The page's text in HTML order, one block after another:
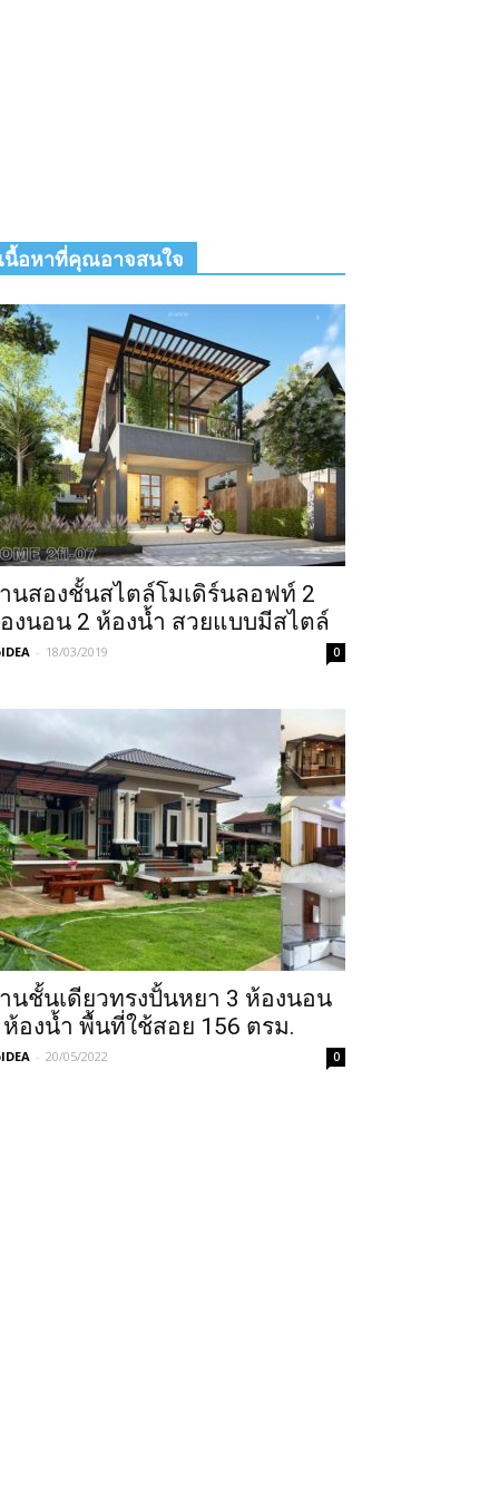
เนื้อหาที่คุณอาจสนใจ
นสองชั้นสไตล์โมเดิร์นลอฟท์ 2
งนอน 2 ห้องน้ำ สวยแบบมีสไตล์
- 18/03/2019 0
นชั้นเดียวทรงปั้นหยา 3 ห้องนอน
ห้องน้ำ พื้นที่ใช้สอย 156 ตรม.
- 20/05/2022 0